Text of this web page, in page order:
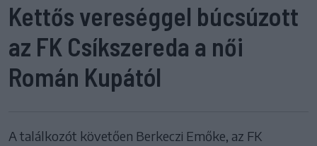
Kettős vereséggel búcsúzott
az FK Csíkszereda a női
Román Kupától
A találkozót követően Berkeczi Emőke, az FK